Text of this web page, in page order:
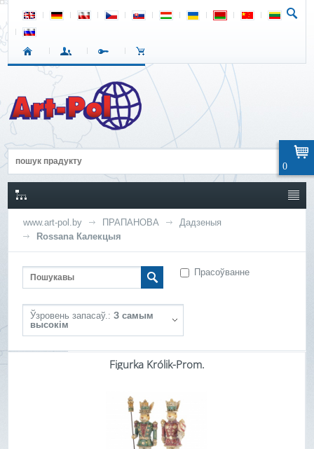
www.art-pol.by ПРАПАНОВА
Дадзеныя
Rossana Калекцыя
Прасоўванне
Ўзровень запасаў.: З самым
высокім
Figurka Królik-Prom.
0